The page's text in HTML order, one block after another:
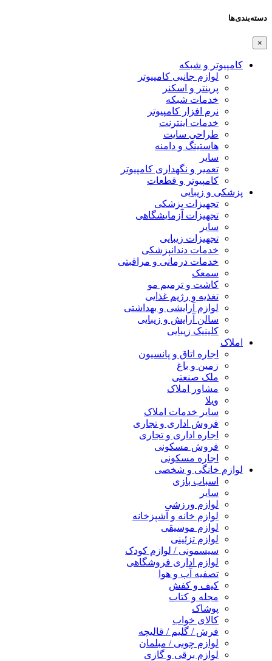
دسته‌بندی‌ها
×
کامپیوتر و شبکه
لوازم جانبی کامپیوتر
پرینتر و اسکنر
خدمات شبکه
نرم افزار کامپیوتر
خدمات اینترنت
طراحی سایت
هاستینگ و دامنه
سایر
تعمیر و نگهداری کامپیوتر
کامپیوتر و قطعات
پزشکی و زیبایی
تجهیزات پزشکی
تجهیزات آزمایشگاهی
سایر
تجهیزات زیبایی
خدمات دندانپزشکی
خدمات درمانی و مراقبتی
سمعک
کاشت و ترمیم مو
تغذیه و رژیم غذایی
لوازم آرایشی و بهداشتی
سالن آرایش و زیبایی
کلینیک زیبایی
املاک
اجاره اتاق و پانسیون
زمین و باغ
ملک صنعتی
مشاور املاک
ویلا
سایر خدمات املاک
فروش اداری و تجاری
اجاره اداری و تجاری
فروش مسکونی
اجاره مسکونی
لوازم خانگی و شخصی
اسباب بازی
سایر
لوازم ورزشی
لوازم خانه و آشپزخانه
لوازم موسیقی
لوازم تزئینی
سیسمونی / لوازم کودک
لوازم اداری فروشگاهی
تصفیه آب و هوا
کیف و کفش
مجله و کتاب
پوشاک
کالای خواب
فرش / گلیم / قالیچه
لوازم چوبی / مبلمان
لوازم برقی و گازی